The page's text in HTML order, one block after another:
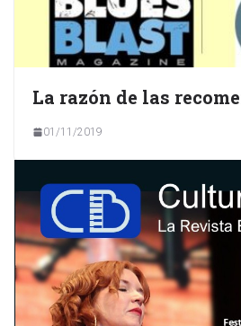
La razón de las
01/11/2019